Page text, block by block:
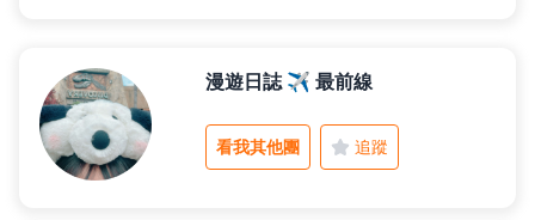
兒童禮物
漫遊日誌 ✈️ 最前線
看我其他團 追蹤